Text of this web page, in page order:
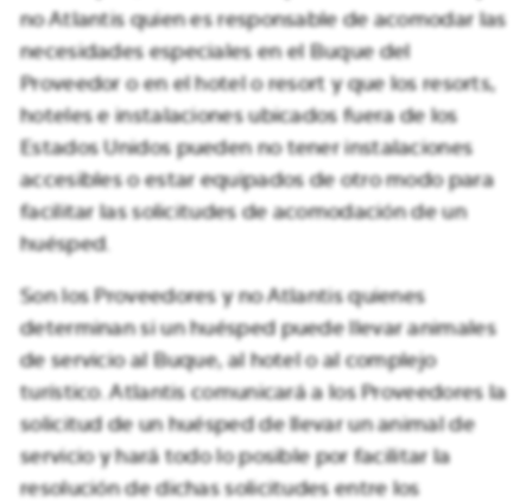
no Atlantis quien es responsable de acomodar las
necesidades especiales en el Buque del
Proveedor o en el hotel o resort y que los resorts,
hoteles e instalaciones ubicados fuera de los
Estados Unidos pueden no tener instalaciones
accesibles o estar equipados de otro modo para
facilitar las solicitudes de acomodación de un
huésped.
Son los Proveedores y no Atlantis quienes
determinan si un huésped puede llevar animales
de servicio al Buque, al hotel o al complejo
turístico. Atlantis comunicará a los Proveedores la
solicitud de un huésped de llevar un animal de
servicio y hará todo lo posible por facilitar la
resolución de dichas solicitudes entre los